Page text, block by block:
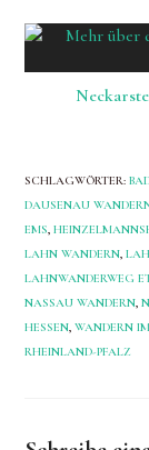
SCHLAGWÖRTER:
DAUSENAU
EMS,
LAHN WANDERN,
LAHNWANDERWEG
NASSAU WANDERN,
HESSEN, WANDERN
RHEINLAND-PFALZ